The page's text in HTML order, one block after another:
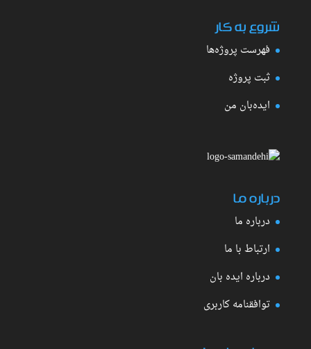
شروع به کار
فهرست پروژه‌ها
ثبت پروژه
ایده‌بان من
درباره ما
درباره ما
ارتباط با ما
درباره ایده بان
توافقنامه کاربری